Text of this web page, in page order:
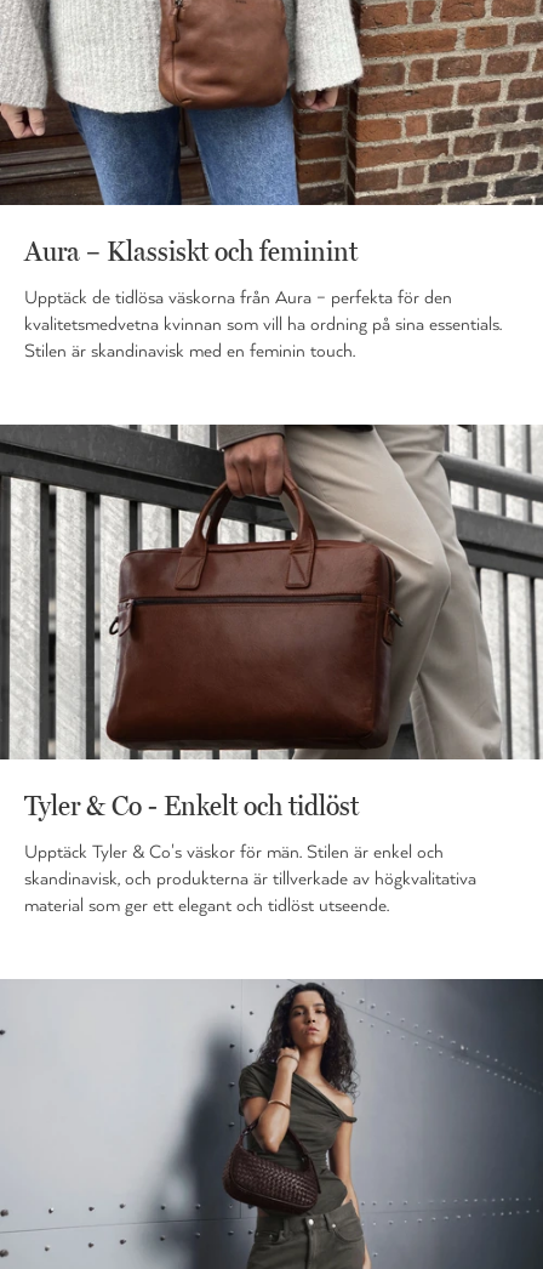
Aura – Klassiskt och feminint
Upptäck de tidlösa väskorna från Aura – perfekta för den
kvalitetsmedvetna kvinnan som vill ha ordning på sina essentials.
Stilen är skandinavisk med en feminin touch.
Tyler & Co - Enkelt och tidlöst
Upptäck Tyler & Co's väskor för män. Stilen är enkel och
skandinavisk, och produkterna är tillverkade av högkvalitativa
material som ger ett elegant och tidlöst utseende.